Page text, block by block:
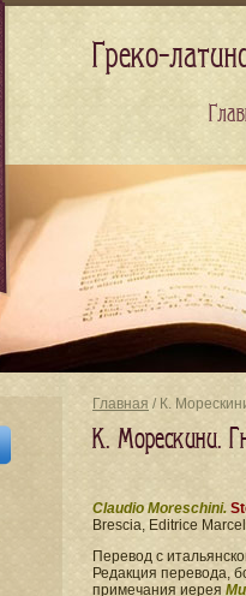
Главная / К.
К. Морескини.
Claudio Moreschini.
Brescia, Editrice
Перевод с
Редакция перевода,
примечания иерея
Греко-